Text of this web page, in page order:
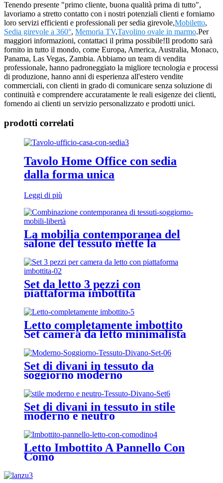
Tenendo presente "primo cliente, buona qualità prima di tutto",
lavoriamo a stretto contatto con i nostri potenziali clienti e forniamo
loro servizi efficienti e professionali per sedia girevole,Mobiletto,
Sedia girevole a 360°, Memoria TV,Tavolino ovale in marmo.Per
maggiori informazioni, contattaci il prima possibile!Il prodotto sarà
fornito in tutto il mondo, come Europa, America, Australia, Monaco,
Panama, Las Vegas, Zambia. Abbiamo un team di vendita
professionale, hanno padroneggiato la migliore tecnologia e processi
di produzione, hanno anni di esperienza all'estero vendite
commerciali, con clienti in grado di comunicare senza soluzione di
continuità e comprendere accuratamente le reali esigenze dei clienti,
fornendo ai clienti un servizio personalizzato e prodotti unici.
prodotti correlati
Tavolo Home Office con sedia
dalla forma unica
Leggi di più
La mobilia contemporanea del
salone del tessuto mette la
Set da letto 3 pezzi con
piattaforma imbottita
Letto completamente imbottito
Set camera da letto minimalista
Set di divani in tessuto da
soggiorno moderno
Set di divani in tessuto in stile
moderno e neutro
Letto Imbottito A Pannello Con
Comò